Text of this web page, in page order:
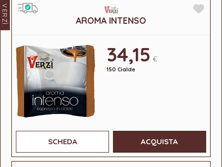
VERZÌ AROMA INTENSO
34,15 €
150 Cialde
SCHEDA ACQUISTA